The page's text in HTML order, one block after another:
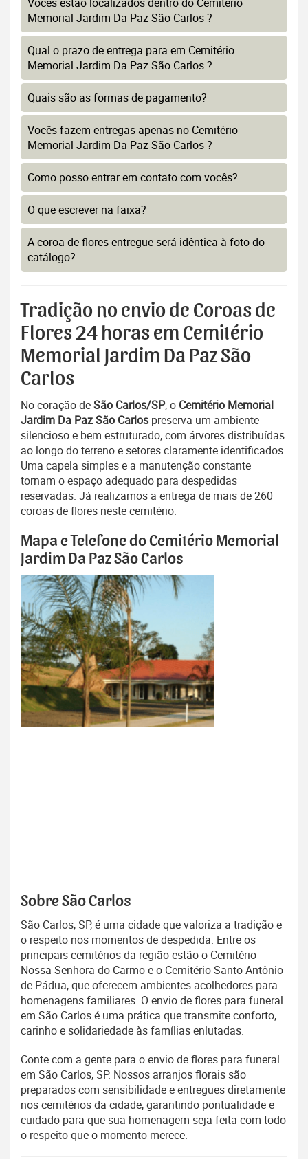
Memorial Jardim Da Paz São Carlos ?
Qual o prazo de entrega para em Cemitério
Memorial Jardim Da Paz São Carlos ?
Quais são as formas de pagamento?
Vocês fazem entregas apenas no Cemitério
Memorial Jardim Da Paz São Carlos ?
Como posso entrar em contato com vocês?
O que escrever na faixa?
A coroa de flores entregue será idêntica à foto do
catálogo?
Tradição no envio de Coroas de
Flores 24 horas em Cemitério
Memorial Jardim Da Paz São
Carlos
No coração deSão Carlos/SP, o Cemitério Memorial
Jardim Da Paz São Carlos preserva um ambiente
silencioso e bem estruturado, com árvores distribuídas
ao longo do terreno e setores claramente identificados.
Uma capela simples e a manutenção constante
tornam o espaço adequado para despedidas
reservadas. Já realizamos a entrega de mais de 260
coroas de flores neste cemitério.
Mapa e Telefone do Cemitério Memorial
Jardim Da Paz São Carlos
Sobre São Carlos
São Carlos, SP, é uma cidade que valoriza a tradição e
o respeito nos momentos de despedida. Entre os
principais cemitérios da região estão o Cemitério
Nossa Senhora do Carmo e o Cemitério Santo Antônio
de Pádua, que oferecem ambientes acolhedores para
homenagens familiares. O envio de flores para funeral
em São Carlos é uma prática que transmite conforto,
carinho e solidariedade às famílias enlutadas.
Conte com a gente para o envio de flores para funeral
em São Carlos, SP. Nossos arranjos florais são
preparados com sensibilidade e entregues diretamente
nos cemitérios da cidade, garantindo pontualidade e
cuidado para que sua homenagem seja feita com todo
o respeito que o momento merece.